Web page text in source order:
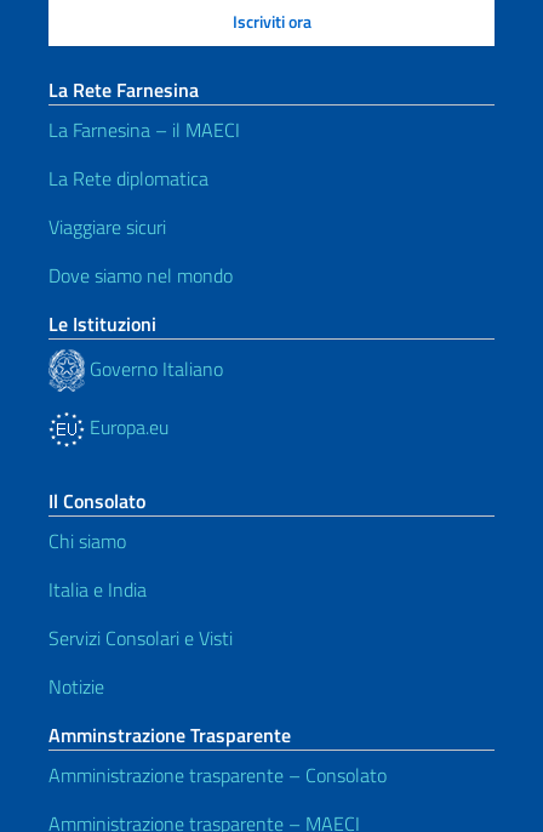
La Rete Farnesina
La Farnesina – il MAECI
La Rete diplomatica
Viaggiare sicuri
Dove siamo nel mondo
Le Istituzioni
Governo Italiano
Europa.eu
Il Consolato
Chi siamo
Italia e India
Servizi Consolari e Visti
Notizie
Amminstrazione Trasparente
Amministrazione trasparente – Consolato
Amministrazione trasparente – MAECI